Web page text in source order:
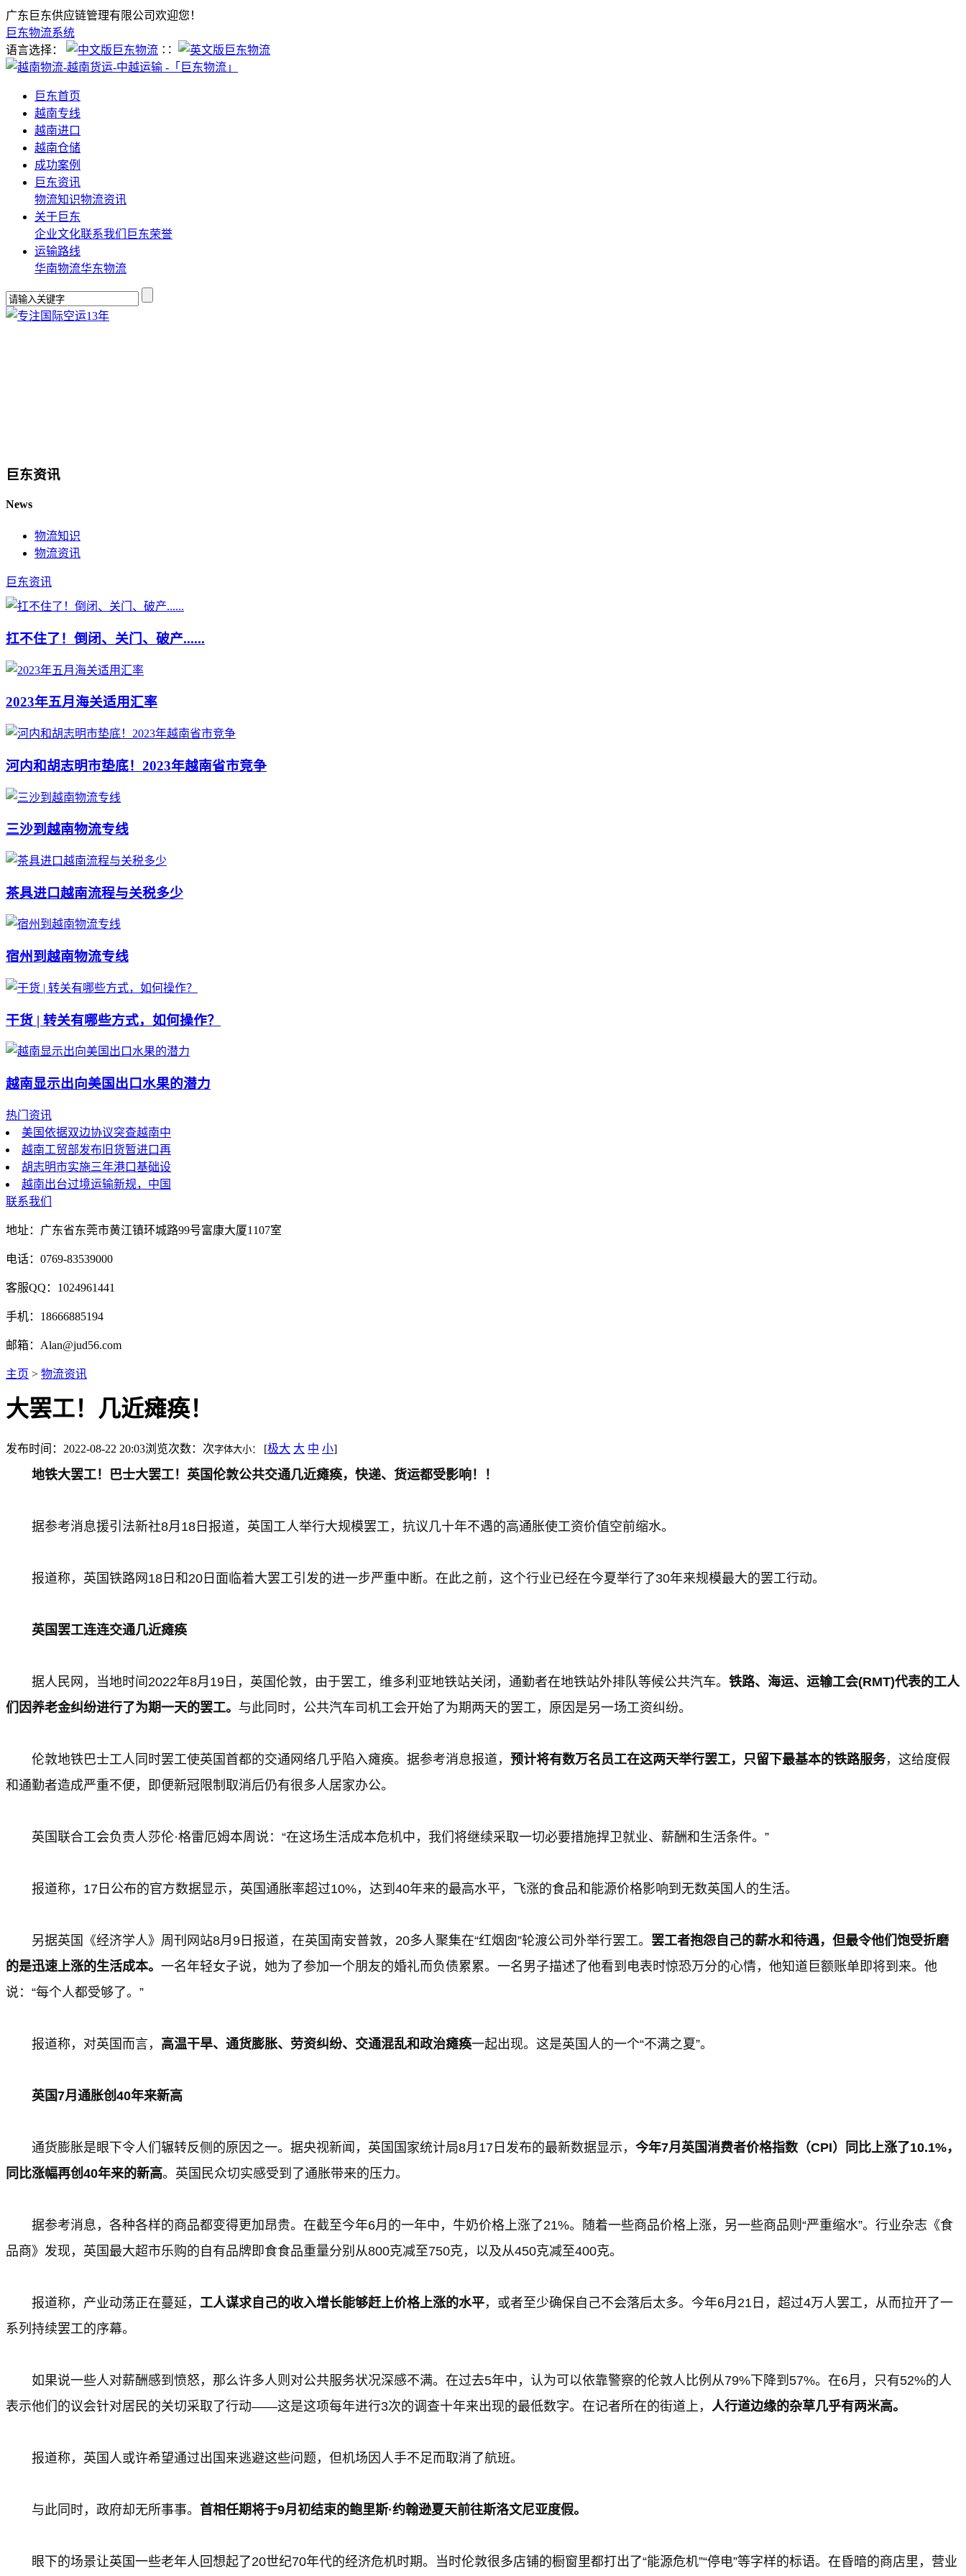
广东巨东供应链管理有限公司欢迎您！
巨东物流系统
语言选择：
∷
巨东首页
越南专线
越南进口
越南仓储
成功案例
巨东资讯
物流知识物流资讯
关于巨东
企业文化联系我们 巨东荣誉
运输路线
华南物流华东物流
巨东资讯
News
物流知识
物流资讯
巨东资讯
扛不住了！倒闭、关门、破产......
2023年五月海关适用汇率
河内和胡志明市垫底！2023年越南省市竞争
三沙到越南物流专线
茶具进口越南流程与关税多少
宿州到越南物流专线
干货 | 转关有哪些方式，如何操作？
越南显示出向美国出口水果的潜力
热门资讯
美国依据双边协议突查越南中
越南工贸部发布旧货暂进口再
胡志明市实施三年港口基础设
越南出台过境运输新规，中国
联系我们
地址：广东省东莞市黄江镇环城路99号富康大厦1107室
电话：0769-83539000
客服QQ：1024961441
手机：18666885194
邮箱：Alan@jud56.com
主页 > 物流资讯
大罢工！几近瘫痪！
发布时间：2022-08-22 20:03浏览次数： 次字体大小： [极大 大 中 小]
地铁大罢工！巴士大罢工！英国伦敦公共交通几近瘫痪，快递、货运都受影响！！
据参考消息援引法新社8月18日报道，英国工人举行大规模罢工，抗议几十年不遇的高通胀使工资价值空前缩水。
报道称，英国铁路网18日和20日面临着大罢工引发的进一步严重中断。在此之前，这个行业已经在今夏举行了30年来规模最大的罢工行动。
英国罢工连连交通几近瘫痪
据人民网，当地时间2022年8月19日，英国伦敦，由于罢工，维多利亚地铁站关闭，通勤者在地铁站外排队等候公共汽车。 铁路、海运、运输工会(RMT)代表的工人
们因养老金纠纷进行了为期一天的罢工。 与此同时，公共汽车司机工会开始了为期两天的罢工，原因是另一场工资纠纷。
伦敦地铁巴士工人同时罢工使英国首都的交通网络几乎陷入瘫痪。据参考消息报道， 预计将有数万名员工在这两天举行罢工，只留下最基本的铁路服务，这给度假
和通勤者造成严重不便，即便新冠限制取消后仍有很多人居家办公。
英国联合工会负责人莎伦·格雷厄姆本周说：“在这场生活成本危机中，我们将继续采取一切必要措施捍卫就业、薪酬和生活条件。”
报道称，17日公布的官方数据显示，英国通胀率超过10%，达到40年来的最高水平，飞涨的食品和能源价格影响到无数英国人的生活。
另据英国《经济学人》周刊网站8月9日报道，在英国南安普敦，20多人聚集在“红烟囱”轮渡公司外举行罢工。 罢工者抱怨自己的薪水和待遇，但最令他们饱受折磨
的是迅速上涨的生活成本。 一名年轻女子说，她为了参加一个朋友的婚礼而负债累累。一名男子描述了他看到电表时惊恐万分的心情，他知道巨额账单即将到来。他
说：“每个人都受够了。”
报道称，对英国而言， 高温干旱、通货膨胀、劳资纠纷、交通混乱和政治瘫痪一起出现。这是英国人的一个“不满之夏”。
英国7月通胀创40年来新高
通货膨胀是眼下令人们辗转反侧的原因之一。据央视新闻，英国国家统计局8月17日发布的最新数据显示， 今年7月英国消费者价格指数（CPI）同比上涨了10.1%，
同比涨幅再创40年来的新高。英国民众切实感受到了通胀带来的压力。
据参考消息，各种各样的商品都变得更加昂贵。在截至今年6月的一年中，牛奶价格上涨了21%。随着一些商品价格上涨，另一些商品则“严重缩水”。行业杂志《食
品商》发现，英国最大超市乐购的自有品牌即食食品重量分别从800克减至750克，以及从450克减至400克。
报道称，产业动荡正在蔓延， 工人谋求自己的收入增长能够赶上价格上涨的水平，或者至少确保自己不会落后太多。今年6月21日，超过4万人罢工，从而拉开了一
系列持续罢工的序幕。
如果说一些人对薪酬感到愤怒，那么许多人则对公共服务状况深感不满。在过去5年中，认为可以依靠警察的伦敦人比例从79%下降到57%。在6月，只有52%的人
表示他们的议会针对居民的关切采取了行动——这是这项每年进行3次的调查十年来出现的最低数字。在记者所在的街道上， 人行道边缘的杂草几乎有两米高。
报道称，英国人或许希望通过出国来逃避这些问题，但机场因人手不足而取消了航班。
与此同时，政府却无所事事。 首相任期将于9月初结束的鲍里斯·约翰逊夏天前往斯洛文尼亚度假。
眼下的场景让英国一些老年人回想起了20世纪70年代的经济危机时期。当时伦敦很多店铺的橱窗里都打出了“能源危机”“停电”等字样的标语。在昏暗的商店里，营业